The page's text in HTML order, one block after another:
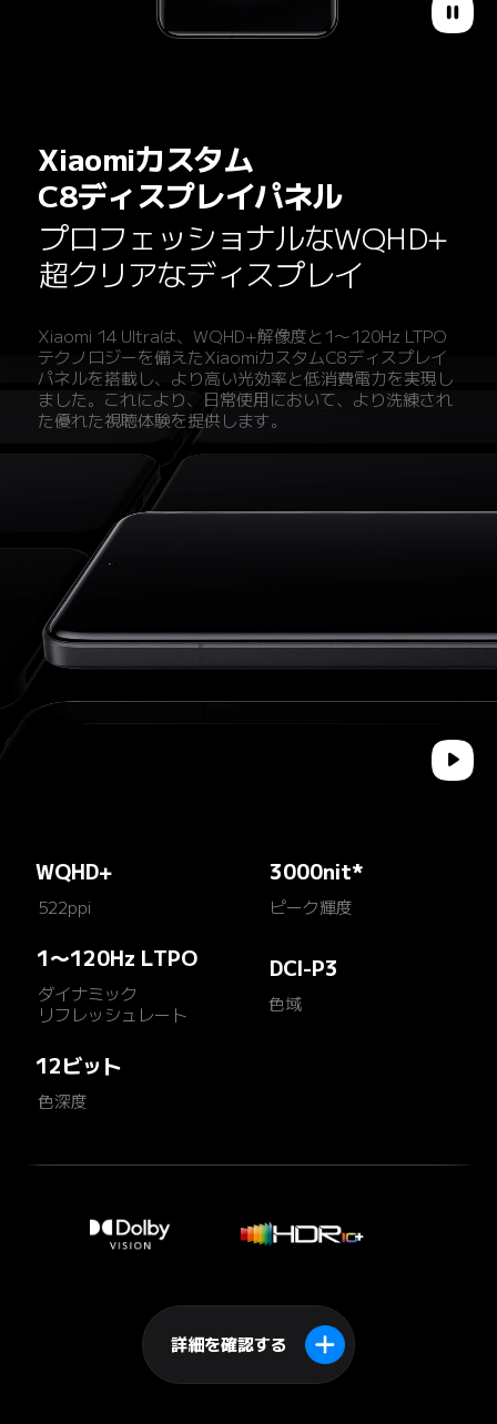
Xiaomiカスタム
C8ディスプレイパネル
プロフェッショナルなWQHD+
超クリアなディスプレイ
Xiaomi 14 Ultraは、WQHD+解像度と1～120Hz LTPO
テクノロジーを備えたXiaomiカスタムC8ディスプレイ
パネルを搭載し、より高い光効率と低消費電力を実現し
ました。これにより、日常使用において、より洗練され
た優れた視聴体験を提供します。
WQHD+
522ppi
3000nit*
ピーク輝度
1～120Hz LTPO
ダイナミック
リフレッシュレート
DCI-P3
色域
12ビット
色深度
詳細を確認する